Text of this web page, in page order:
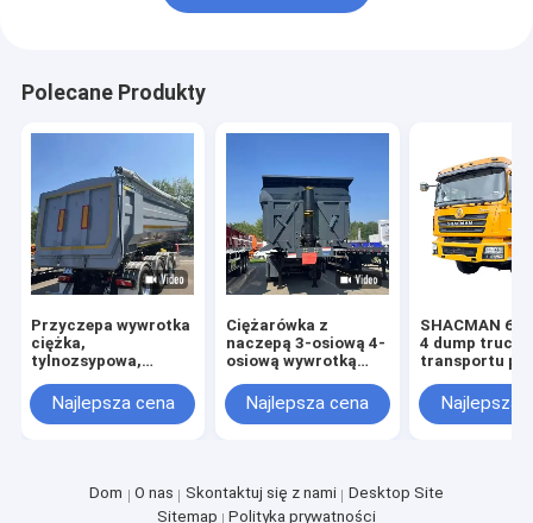
Polecane Produkty
Przyczepa wywrotka
ciężka,
tylnozsypowa,
kształcie litery U, 35
metrów
Najlepsza cena
Ciężarówka z
naczepą 3-osiową 4-
osiową wywrotką
tylnozsypową
naczepa do budowy
Najlepsza cena
SHACMAN 6 *
4 dump truck
transportu
Najlepsza
Dom O nas Skontaktuj się z nami
Desktop Site
Sitemap
Polityka prywatności